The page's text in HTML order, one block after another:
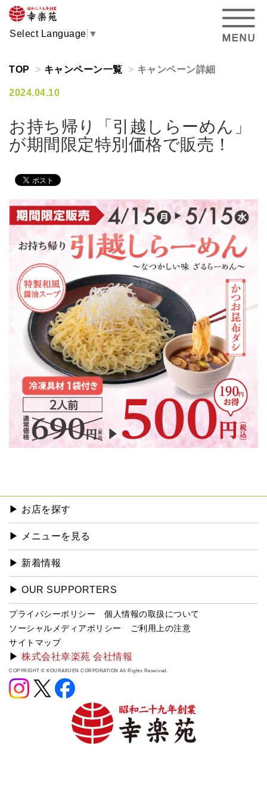
Select Language ▼
TOP キャンペーン一覧 キャンペーン詳細
2024.04.10
お持ち帰り「引越しらーめん」
が期間限定特別価格で販売！
▶︎ お店を探す
▶︎ メニューを見る
▶︎ 新着情報
▶︎ OUR SUPPORTERS
プライバシーポリシー
個人情報の取扱について
ソーシャルメディアポリシー
ご利用上の注意
サイトマップ
▶ 株式会社幸楽苑 会社情報
COPYRIGHT © KOURAKUEN CORPORATION All Rights Reserved.